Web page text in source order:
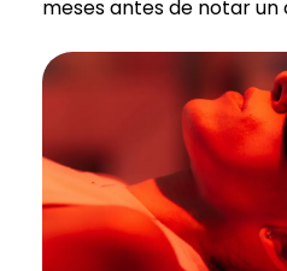
meses antes de notar un